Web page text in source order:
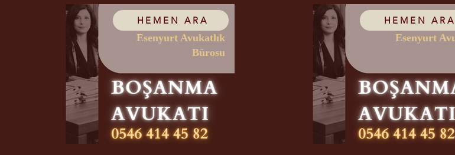
HEMEN ARA
Esenyurt
HEMEN ARA
Esenyurt Avukatlık
Bürosu